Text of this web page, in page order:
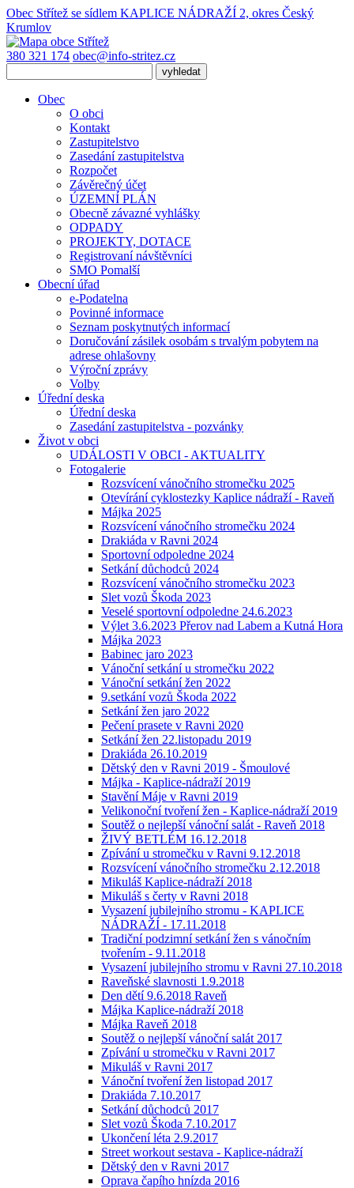
Obec Střítež se sídlem KAPLICE NÁDRAŽÍ 2, okres Český
Krumlov
380 321 174 obec@info-stritez.cz
Obec
O obci
Kontakt
Zastupitelstvo
Zasedání zastupitelstva
Rozpočet
Závěrečný účet
ÚZEMNÍ PLÁN
Obecně závazné vyhlášky
ODPADY
PROJEKTY, DOTACE
Registrovaní návštěvníci
SMO Pomalší
Obecní úřad
e-Podatelna
Povinné informace
Seznam poskytnutých informací
Doručování zásilek osobám s trvalým pobytem na
adrese ohlašovny
Výroční zprávy
Volby
Úřední deska
Úřední deska
Zasedání zastupitelstva - pozvánky
Život v obci
UDÁLOSTI V OBCI - AKTUALITY
Fotogalerie
Rozsvícení vánočního stromečku 2025
Otevírání cyklostezky Kaplice nádraží - Raveň
Májka 2025
Rozsvícení vánočního stromečku 2024
Drakiáda v Ravni 2024
Sportovní odpoledne 2024
Setkání důchodců 2024
Rozsvícení vánočního stromečku 2023
Slet vozů Škoda 2023
Veselé sportovní odpoledne 24.6.2023
Výlet 3.6.2023 Přerov nad Labem a Kutná Hora
Májka 2023
Babinec jaro 2023
Vánoční setkání u stromečku 2022
Vánoční setkání žen 2022
9.setkání vozů Škoda 2022
Setkání žen jaro 2022
Pečení prasete v Ravni 2020
Setkání žen 22.listopadu 2019
Drakiáda 26.10.2019
Dětský den v Ravni 2019 - Šmoulové
Májka - Kaplice-nádraží 2019
Stavění Máje v Ravni 2019
Velikonoční tvoření žen - Kaplice-nádraží 2019
Soutěž o nejlepší vánoční salát - Raveň 2018
ŽIVÝ BETLÉM 16.12.2018
Zpívání u stromečku v Ravni 9.12.2018
Rozsvícení vánočního stromečku 2.12.2018
Mikuláš Kaplice-nádraží 2018
Mikuláš s čerty v Ravni 2018
Vysazení jubilejního stromu - KAPLICE
NÁDRAŽÍ - 17.11.2018
Tradiční podzimní setkání žen s vánočním
tvořením - 9.11.2018
Vysazení jubilejního stromu v Ravni 27.10.2018
Raveňské slavnosti 1.9.2018
Den dětí 9.6.2018 Raveň
Májka Kaplice-nádraží 2018
Májka Raveň 2018
Soutěž o nejlepší vánoční salát 2017
Zpívání u stromečku v Ravni 2017
Mikuláš v Ravni 2017
Vánoční tvoření žen listopad 2017
Drakiáda 7.10.2017
Setkání důchodců 2017
Slet vozů Škoda 7.10.2017
Ukončení léta 2.9.2017
Street workout sestava - Kaplice-nádraží
Dětský den v Ravni 2017
Oprava čapího hnízda 2016